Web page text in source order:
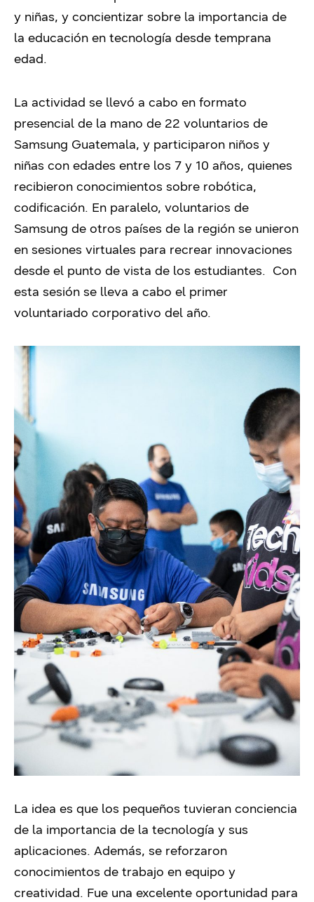
y niñas, y concientizar sobre la importancia de
la educación en tecnología desde temprana
edad.
La actividad se llevó a cabo en formato
presencial de la mano de 22 voluntarios de
Samsung Guatemala, y participaron niños y
niñas con edades entre los 7 y 10 años, quienes
recibieron conocimientos sobre robótica,
codificación. En paralelo, voluntarios de
Samsung de otros países de la región se unieron
en sesiones virtuales para recrear innovaciones
desde el punto de vista de los estudiantes. Con
esta sesión se lleva a cabo el primer
voluntariado corporativo del año.
La idea es que los pequeños tuvieran conciencia
de la importancia de la tecnología y sus
aplicaciones. Además, se reforzaron
conocimientos de trabajo en equipo y
creatividad. Fue una excelente oportunidad para